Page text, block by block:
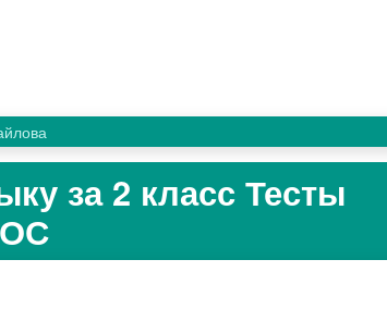
за 2 класс Тесты